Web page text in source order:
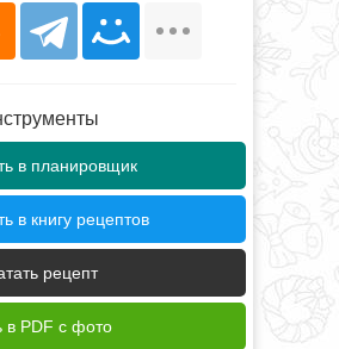
в планировщик
в книгу рецептов
рецепт
в PDF с фото